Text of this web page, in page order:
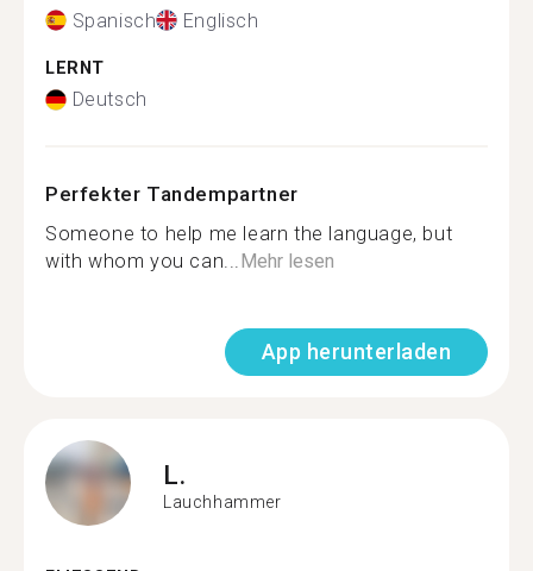
Spanisch Englisch
LERNT
Deutsch
Perfekter Tandempartner
Someone to help me learn the language, but
with whom you can...Mehr lesen
App herunterladen
L.
Lauchhammer